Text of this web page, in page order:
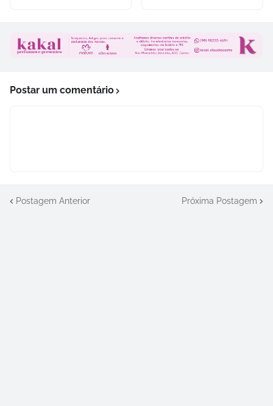
Postar um comentário
Postagem Anterior Próxima Postagem